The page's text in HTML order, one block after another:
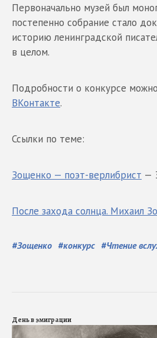
Первоначально музей был
постепенно собрание стало
историю ленинградской
в целом.
Подробности о конкурсе
ВКонтакте.
Ссылки по теме:
Зощенко — поэт-верлибрист —
После захода солнца. Михаил
#Зощенко #конкурс #Чтение
День в эмиграции